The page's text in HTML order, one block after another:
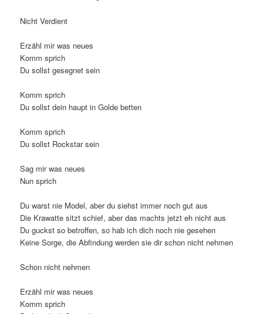
Nicht Verdient
Erzähl mir was neues
Komm sprich
Du sollst gesegnet sein
Komm sprich
Du sollst dein haupt in Golde betten
Komm sprich
Du sollst Rockstar sein
Sag mir was neues
Nun sprich
Du warst nie Model, aber du siehst immer noch gut aus
Die Krawatte sitzt schief, aber das machts jetzt eh nicht aus
Du guckst so betroffen, so hab ich dich noch nie gesehen
Keine Sorge, die Abfindung werden sie dir schon nicht nehmen
Schon nicht nehmen
Erzähl mir was neues
Komm sprich